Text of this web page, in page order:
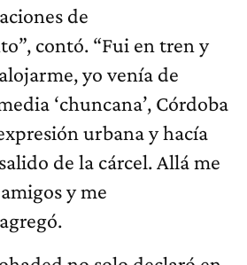
de
contó. “Fui en tren y
yo venía de
‘chuncana’, Córdoba
urbana y hacía
de la cárcel. Allá me
y me